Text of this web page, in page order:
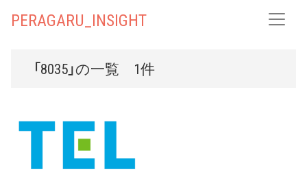
PERAGARU_INSIGHT
「8035」の一覧 1件